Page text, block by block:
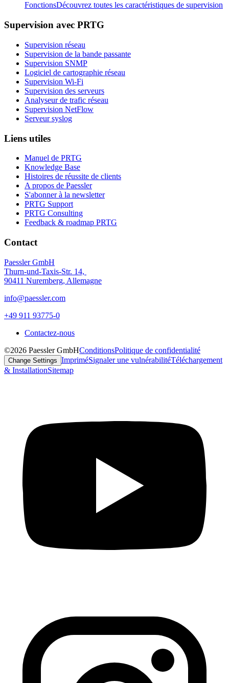
FonctionsDécouvrez toutes les caractéristiques de supervision
Supervision avec PRTG
Supervision réseau
Supervision de la bande passante
Supervision SNMP
Logiciel de cartographie réseau
Supervision Wi-Fi
Supervision des serveurs
Analyseur de trafic réseau
Supervision NetFlow
Serveur syslog
Liens utiles
Manuel de PRTG
Knowledge Base
Histoires de réussite de clients
A propos de Paessler
S'abonner à la newsletter
PRTG Support
PRTG Consulting
Feedback & roadmap PRTG
Contact
Paessler GmbH
Thurn-und-Taxis-Str. 14,
90411 Nuremberg, Allemagne
info@paessler.com
+49 911 93775-0
Contactez-nous
©2026 Paessler GmbHConditionsPolitique de confidentialité
Change Settings ImpriméSignaler une vulnérabilitéTéléchargement
& InstallationSitemap